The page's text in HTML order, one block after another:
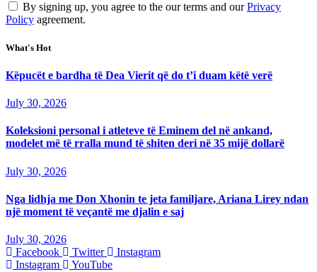
By signing up, you agree to the our terms and ourPrivacy
Policy agreement.
What's Hot
Këpucët e bardha të Dea Vierit që do t’i duam këtë verë
July 30, 2026
Koleksioni personal i atleteve të Eminem del në ankand,
modelet më të rralla mund të shiten deri në 35 mijë dollarë
July 30, 2026
Nga lidhja me Don Xhonin te jeta familjare, Ariana Lirey ndan
një moment të veçantë me djalin e saj
July 30, 2026
Facebook
Twitter
Instagram
Instagram
YouTube